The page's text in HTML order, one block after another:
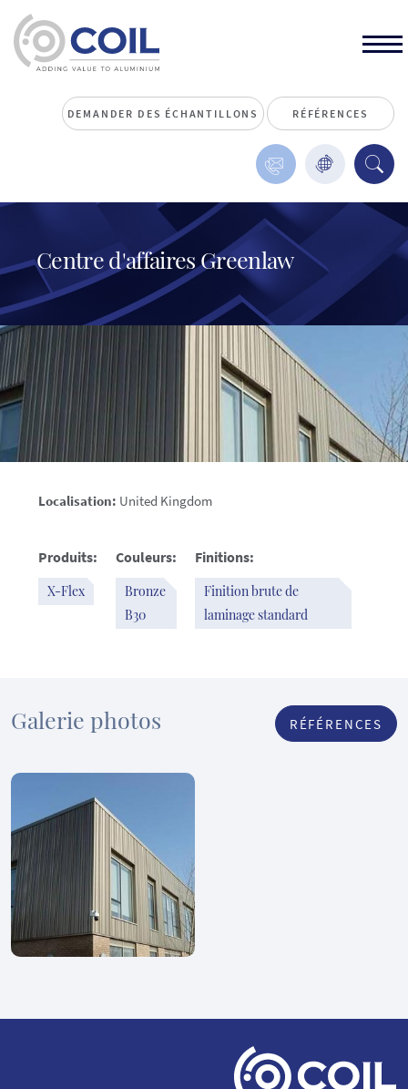
DEMANDER DES ÉCHANTILLONS RÉFÉRENCES
Centre d'affaires Greenlaw
Localisation: United Kingdom
Produits:
X-Flex
Couleurs:
Bronze
B30
Finitions:
Finition brute de
laminage standard
Galerie photos RÉFÉRENCES